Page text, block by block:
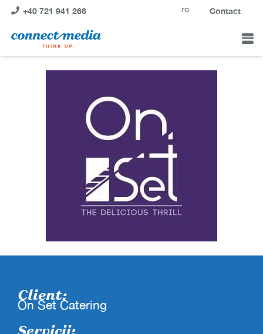
+40 721 941 266 ro Contact
Client:
On Set Catering